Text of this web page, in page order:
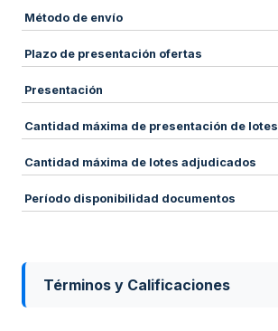
Método de envío
Plazo de presentación ofertas
Presentación
Cantidad máxima de presentación de lotes
Cantidad máxima de lotes adjudicados
Período disponibilidad documentos
Términos y Calificaciones